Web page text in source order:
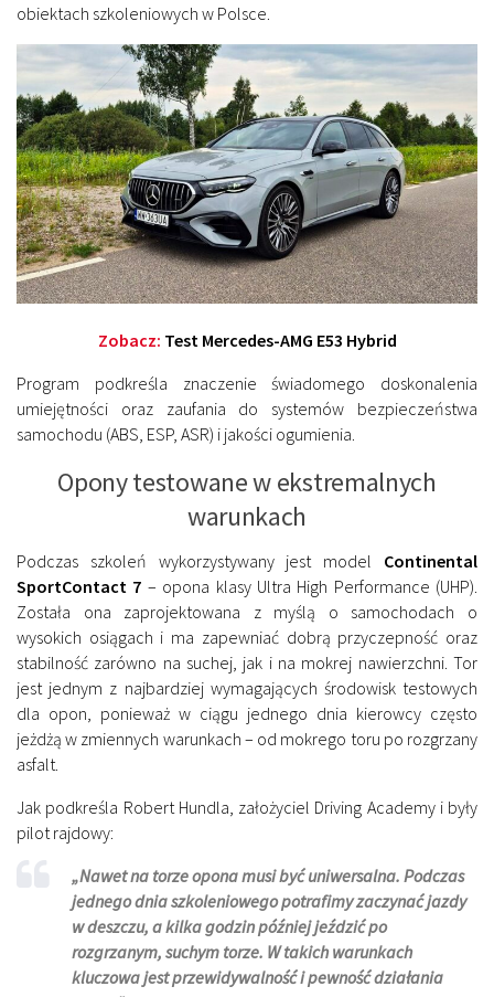
obiektach szkoleniowych w Polsce.
Zobacz: Test Mercedes-AMG E53 Hybrid
Program podkreśla znaczenie świadomego doskonalenia
umiejętności oraz zaufania do systemów bezpieczeństwa
samochodu (ABS, ESP, ASR) i jakości ogumienia.
Opony testowane w ekstremalnych
warunkach
Podczas szkoleń wykorzystywany jest model Continental
SportContact 7 – opona klasy Ultra High Performance (UHP).
Została ona zaprojektowana z myślą o samochodach o
wysokich osiągach i ma zapewniać dobrą przyczepność oraz
stabilność zarówno na suchej, jak i na mokrej nawierzchni. Tor
jest jednym z najbardziej wymagających środowisk testowych
dla opon, ponieważ w ciągu jednego dnia kierowcy często
jeżdżą w zmiennych warunkach – od mokrego toru po rozgrzany
asfalt.
Jak podkreśla Robert Hundla, założyciel Driving Academy i były
pilot rajdowy:
„Nawet na torze opona musi być uniwersalna. Podczas
jednego dnia szkoleniowego potrafimy zaczynać jazdy
w deszczu, a kilka godzin później jeździć po
rozgrzanym, suchym torze. W takich warunkach
kluczowa jest przewidywalność i pewność działania